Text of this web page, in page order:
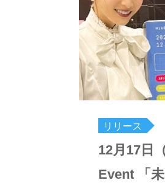
リリース
12月17日
Event 「